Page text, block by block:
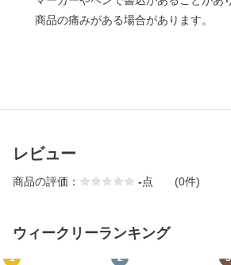
商品の痛みがある場合があります。
レビュー
商品の評価： -点 (0件)
ウィークリーランキング
1 2 3